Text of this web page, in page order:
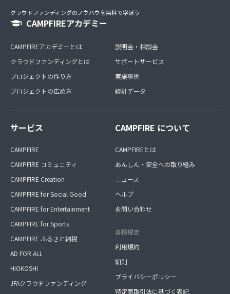
クラウドファンディングのノウハウを無料で学ぼう
CAMPFIREアカデミー
CAMPFIREアカデミーとは
クラウドファンディングとは
プロジェクトの作り方
プロジェクトの広め方
説明会・相談会
サポートサービス
実施事例
統計データ
サービス
CAMPFIRE
CAMPFIRE コミュニティ
CAMPFIRE Creation
CAMPFIRE for Social Good
CAMPFIRE for Entertainment
CAMPFIRE for Sports
CAMPFIRE ふるさと納税
AD FOR ALL
HIOKOSHI
JFAクラウドファンディング
CAMPFIRE について
CAMPFIREとは
あんしん・安全への取り組み
ニュース
ヘルプ
お問い合わせ
各種規定
利用規約
細則
プライバシーポリシー
特定商取引法に基づく表記